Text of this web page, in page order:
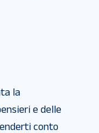
la
e delle
conto